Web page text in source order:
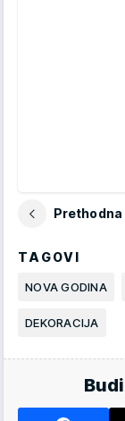
TAGOVI
NOVA GODINA
DEKORACIJA